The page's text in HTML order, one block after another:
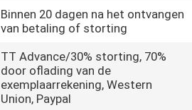
Binnen 20 dagen na het ontvangen
van betaling of storting
TT Advance/30% storting, 70%
door oflading van de
exemplaarrekening, Western
Union, Paypal